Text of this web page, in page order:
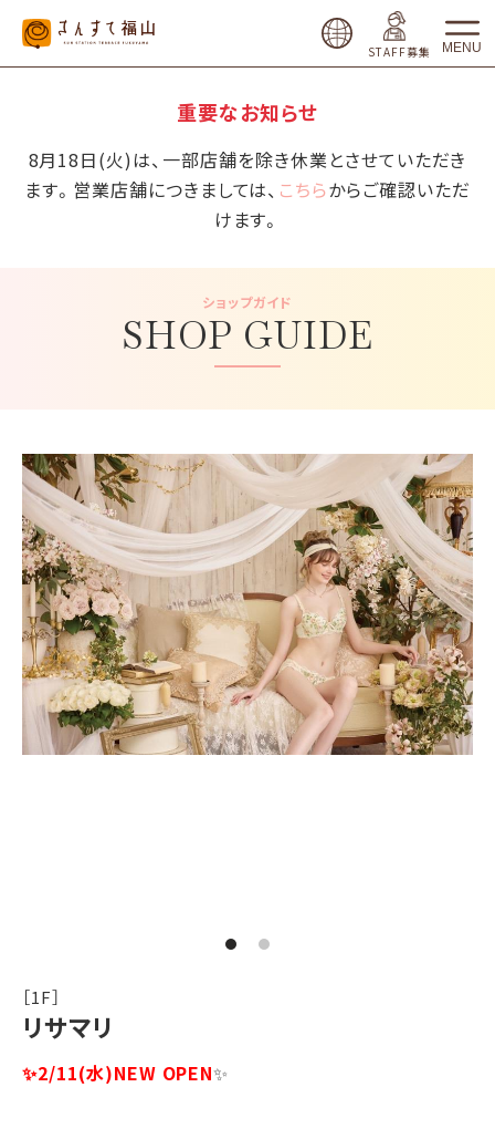
STAFF募集 MENU
重要なお知らせ
8月18日(火)は、一部店舗を除き休業とさせていただき
ます。営業店舗につきましては、 こちらからご確認いただ
けます。
SHOP GUIDE
ショップガイド
［1F］
リサマリ
✨2/11(水)NEW OPEN✨